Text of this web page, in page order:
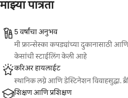
माझ्या पात्रता
5 वर्षांचा अनुभव
मी फ्रान्सेस्का कपड्यांच्या दुकानासाठी
केसांची स्टाईलिंग केली आहे
करिअर हायलाईट
स्थानिक लग्ने आणि डेस्टिनेशन विवाहसुद्धा.
शिक्षण आणि प्रशिक्षण